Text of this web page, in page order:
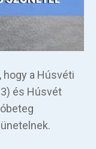
a Húsvéti
és Húsvét